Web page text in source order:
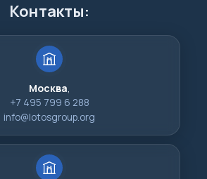
Контакты:
Москва,
+7 495 799 6 288
info@lotosgroup.org